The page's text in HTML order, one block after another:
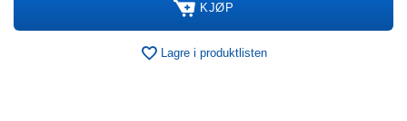
KJØP
Lagre i produktlisten